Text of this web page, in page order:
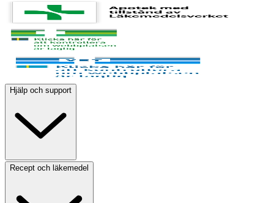
Hjälp och support
Recept och läkemedel